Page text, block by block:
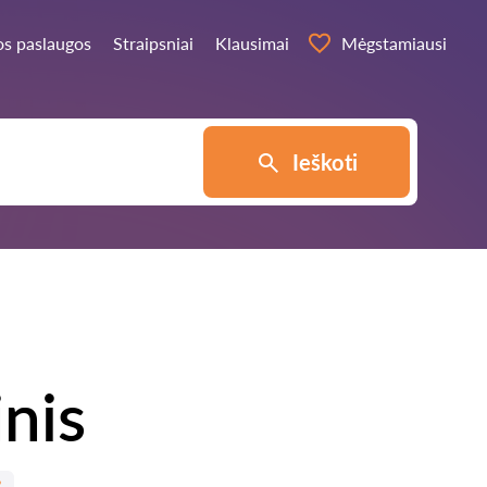
paslaugos Straipsniai Klausimai Mėgstamiausi
Ieškoti